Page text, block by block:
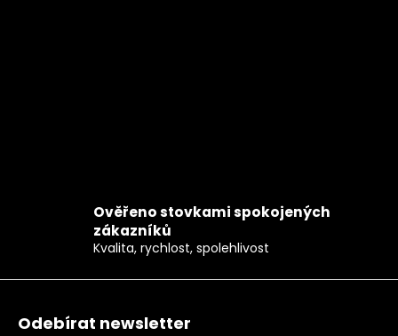
Ověřeno stovkami spokojených
zákazníků
Kvalita, rychlost, spolehlivost
Zápatí
Odebírat newsletter